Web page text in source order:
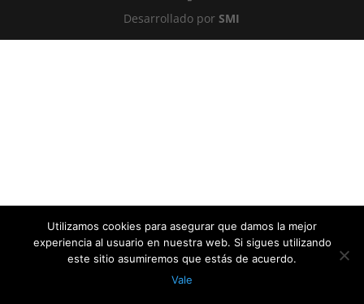
Desarrollado porSMI
Utilizamos cookies para asegurar que damos la mejor
experiencia al usuario en nuestra web. Si sigues utilizando
este sitio asumiremos que estás de acuerdo.
Vale